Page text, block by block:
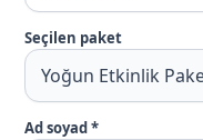
Seçilen paket
Ad soyad *